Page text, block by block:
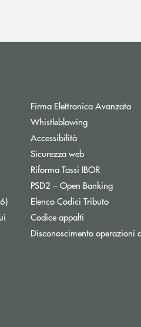
Apre una nuova finestra
nuova finestra
Firma Elettronica Avanzata
WhistleblowingApre una
Accessibilità
Sicurezza web
Riforma Tassi IBORApre una
PSD2 – Open BankingApre
Elenco Codici TributoApre
Codice appalti
Disconoscimento operazioni